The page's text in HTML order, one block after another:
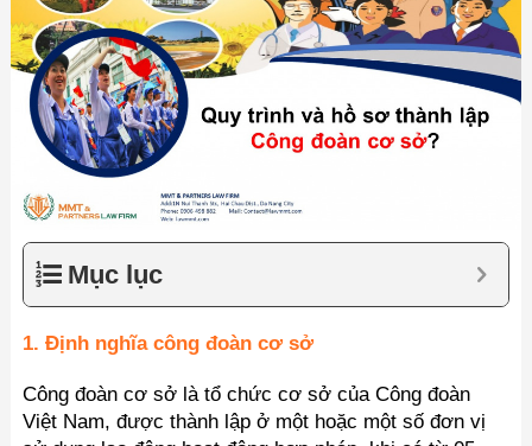
Mục lục
1. Định nghĩa công đoàn cơ sở
Công đoàn cơ sở là tổ chức cơ sở của Công đoàn
Việt Nam, được thành lập ở một hoặc một số đơn vị